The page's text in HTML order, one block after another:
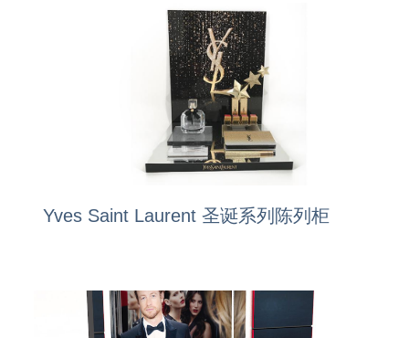
Yves Saint Laurent 圣诞系列陈列柜